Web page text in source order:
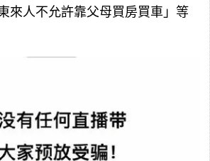
來人不允許靠父母買房買車」等